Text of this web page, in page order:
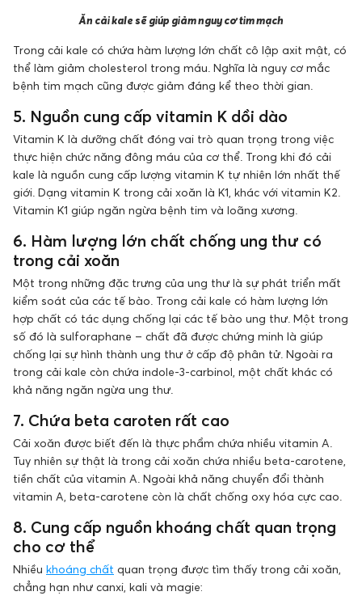
Ăn cải kale sẽ giúp giảm nguy cơ tim mạch
Trong cải kale có chứa hàm lượng lớn chất cô lập axit mật, có
thể làm giảm cholesterol trong máu. Nghĩa là nguy cơ mắc
bệnh tim mạch cũng được giảm đáng kể theo thời gian.
5. Nguồn cung cấp vitamin K dồi dào
Vitamin K là dưỡng chất đóng vai trò quan trọng trong việc
thực hiện chức năng đông máu của cơ thể. Trong khi đó cải
kale là nguồn cung cấp lượng vitamin K tự nhiên lớn nhất thế
giới. Dạng vitamin K trong cải xoăn là K1, khác với vitamin K2.
Vitamin K1 giúp ngăn ngừa bệnh tim và loãng xương.
6. Hàm lượng lớn chất chống ung thư có
trong cải xoăn
Một trong những đặc trưng của ung thư là sự phát triển mất
kiểm soát của các tế bào. Trong cải kale có hàm lượng lớn
hợp chất có tác dụng chống lại các tế bào ung thư. Một trong
số đó là sulforaphane – chất đã được chứng minh là giúp
chống lại sự hình thành ung thư ở cấp độ phân tử. Ngoài ra
trong cải kale còn chứa indole-3-carbinol, một chất khác có
khả năng ngăn ngừa ung thư.
7. Chứa beta caroten rất cao
Cải xoăn được biết đến là thực phẩm chứa nhiều vitamin A.
Tuy nhiên sự thật là trong cải xoăn chứa nhiều beta-carotene,
tiền chất của vitamin A. Ngoài khả năng chuyển đổi thành
vitamin A, beta-carotene còn là chất chống oxy hóa cực cao.
8. Cung cấp nguồn khoáng chất quan trọng
cho cơ thể
Nhiều khoáng chất quan trọng được tìm thấy trong cải xoăn,
chẳng hạn như canxi, kali và magie: